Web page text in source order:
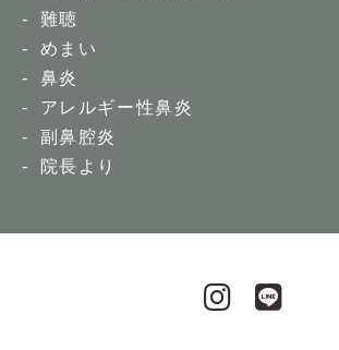
難聴
めまい
鼻炎
アレルギー性鼻炎
副鼻腔炎
院長より